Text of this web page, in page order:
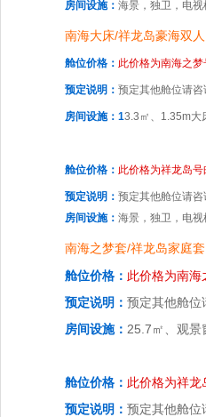
房间设施： 海景，独卫，电视
南海大床/祥龙岛豪海双人
舱位价格： 此价格为南海之
预定说明： 预定其他舱位请咨
房间设施：13.3㎡、1.35m大
舱位价格： 此价格为祥龙岛
预定说明： 预定其他舱位请咨
房间设施： 海景，独卫，电
南海之梦套/祥龙岛家庭套
舱位价格： 此价格为南海
预定说明： 预定其他舱位
房间设施： 25.7㎡、观景
舱位价格： 此价格为祥龙
预定说明： 预定其他舱位